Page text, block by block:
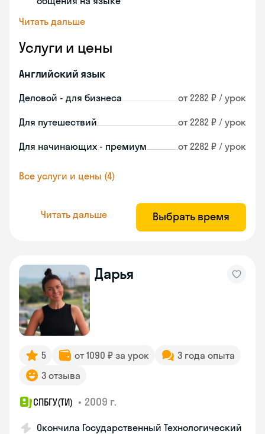
Читать дальше
Услуги и цены
Английский язык
Деловой - для бизнеса от 2282 ₽ / урок
Для путешествий от 2282 ₽ / урок
Для начинающих - премиум от 2282 ₽ / урок
Все услуги и цены (4)
Читать дальше Выбрать время
Дарья
5 от 1090 ₽ за урок
3 года опыта
3 отзыва
СПБГУ(ТИ) • 2009 г.
Окончила Государственный Технологический